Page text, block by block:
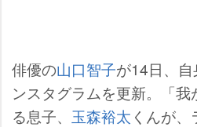
俳優の山口智子が14日、自
ンスタグラムを更新。「我
る息子、 玉森裕太 くんが、